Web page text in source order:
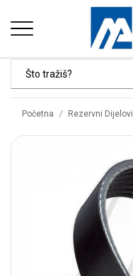
Početna / Rezervni Dijelovi